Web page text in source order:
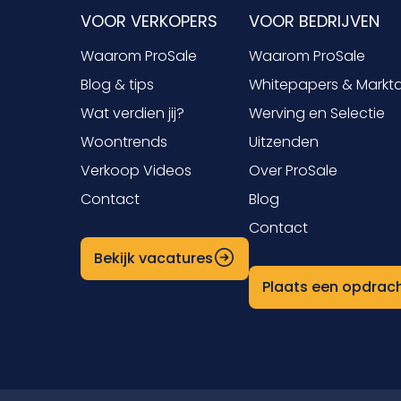
VOOR VERKOPERS
Waarom ProSale
Blog & tips
Wat verdien jij?
Woontrends
Verkoop Videos
Contact
Bekijk vacatures
VOOR BEDRIJVEN
Waarom ProSale
Whitepapers &
Werving en Selectie
Uitzenden
Over ProSale
Blog
Contact
Plaats een